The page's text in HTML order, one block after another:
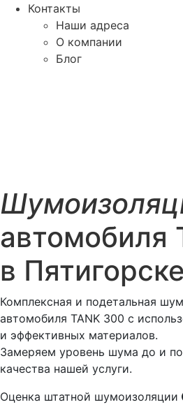
Контакты
Наши адреса
О компании
Блог
автомобиля
в Пятигорске
Комплексная и подетальная
автомобиля TANK 300 с
и эффективных материалов.
Замеряем уровень шума до и
качества нашей услуги.
Оценка штатной шумоизоляции